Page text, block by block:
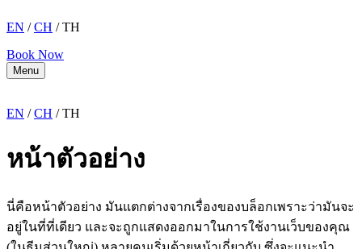
EN /CH / TH
Book Now
Menu
EN /CH / TH
หน้าตัวอย่าง
นี่คือหน้าตัวอย่าง มันแตกต่างจากเรื่องของบล็อกเพราะว่ามันจะ
อยู่ในที่ที่เดียว และจะถูกแสดงออกมาในการใช้งานเว็บของคุณ